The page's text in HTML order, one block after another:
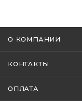
О КОМПАНИИ
КОНТАКТЫ
ОПЛАТА